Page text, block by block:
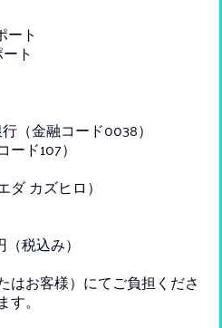
ート
ト
（金融コード0038）
ド107）
カズヒロ）
税込み）
お客様）にてご負担くださ
。